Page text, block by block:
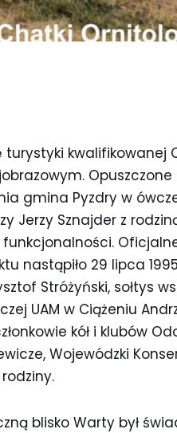
turystyki kwalifikowanej
gmina Pyzdry w
Jerzy Sznajder z
funkcjonalności.
nastąpiło 29 lipca
Stróżyński, sołtys
UAM w Ciążeniu
kół i klubów
Wojewódzki
blisko Warty był